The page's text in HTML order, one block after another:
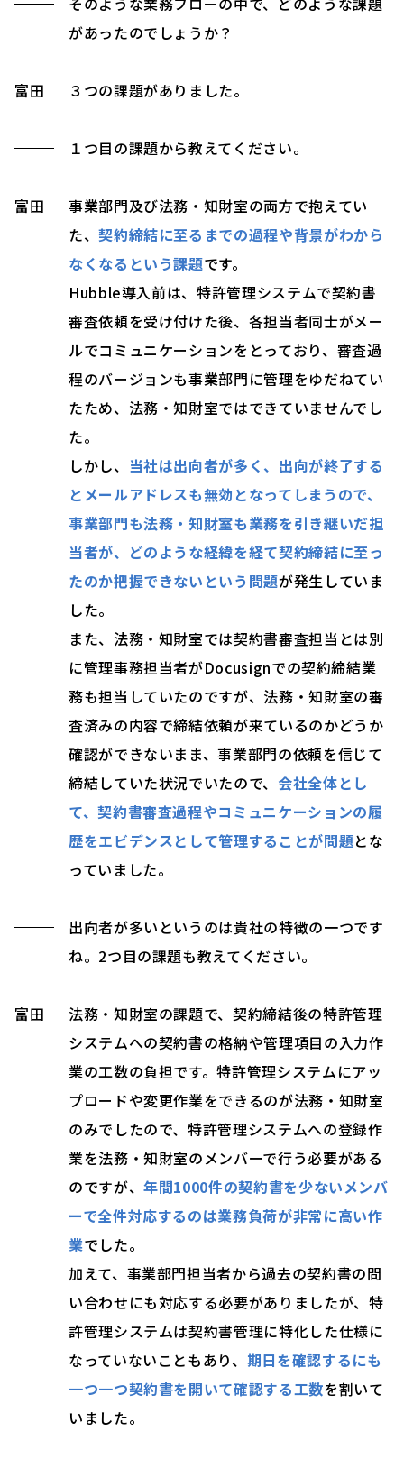
があったのでしょうか？
富田 ３つの課題がありました。
１つ目の課題から教えてください。
富田
事業部門及び法務・知財室の両方で抱えてい
た、契約締結に至るまでの過程や背景がわから
なくなるという課題です。
Hubble導入前は、特許管理システムで契約書
審査依頼を受け付けた後、各担当者同士がメー
ルでコミュニケーションをとっており、審査過
程のバージョンも事業部門に管理をゆだねてい
たため、法務・知財室ではできていませんでし
た。
しかし、 当社は出向者が多く、出向が終了する
とメールアドレスも無効となってしまうので、
事業部門も法務・知財室も業務を引き継いだ担
当者が、どのような経緯を経て契約締結に至っ
たのか把握できないという問題が発生していま
した。
また、法務・知財室では契約書審査担当とは別
に管理事務担当者がDocusignでの契約締結業
務も担当していたのですが、法務・知財室の審
査済みの内容で締結依頼が来ているのかどうか
確認ができないまま、事業部門の依頼を信じて
締結していた状況でいたので、 会社全体とし
て、契約書審査過程やコミュニケーションの履
歴をエビデンスとして管理することが問題とな
っていました。
出向者が多いというのは貴社の特徴の一つです
ね。2つ目の課題も教えてください。
富田
法務・知財室の課題で、契約締結後の特許管理
システムへの契約書の格納や管理項目の入力作
業の工数の負担です。特許管理システムにアッ
プロードや変更作業をできるのが法務・知財室
のみでしたので、特許管理システムへの登録作
業を法務・知財室のメンバーで行う必要がある
のですが、年間1000件の契約書を少ないメンバ
ーで全件対応するのは業務負荷が非常に高い作
業でした。
加えて、事業部門担当者から過去の契約書の問
い合わせにも対応する必要がありましたが、特
許管理システムは契約書管理に特化した仕様に
なっていないこともあり、 期日を確認するにも
一つ一つ契約書を開いて確認する工数を割いて
いました。